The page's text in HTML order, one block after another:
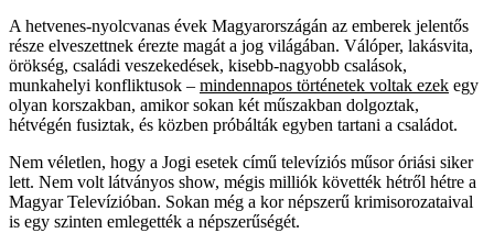
A hetvenes-nyolcvanas évek Magyarországán az emberek jelentős
része elveszettnek érezte magát a jog világában. Válóper, lakásvita,
örökség, családi veszekedések, kisebb-nagyobb csalások,
munkahelyi konfliktusok – mindennapos történetek voltak ezek egy
olyan korszakban, amikor sokan két műszakban dolgoztak,
hétvégén fusiztak, és közben próbálták egyben tartani a családot.
Nem véletlen, hogy a Jogi esetek című televíziós műsor óriási siker
lett. Nem volt látványos show, mégis milliók követték hétről hétre a
Magyar Televízióban. Sokan még a kor népszerű krimisorozataival
is egy szinten emlegették a népszerűségét.